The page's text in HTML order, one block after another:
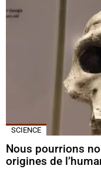
SCIENCE
Nous pourrions
origines de